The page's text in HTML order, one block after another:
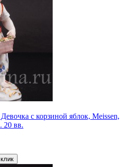
с корзиной яблок, Meissen,
20 вв.